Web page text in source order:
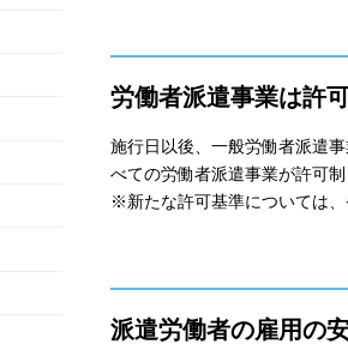
労働者派遣事業は許
施行日以後、一般労働者派遣
べての労働者派遣事業が許可制
※新たな許可基準については、
派遣労働者の雇用の